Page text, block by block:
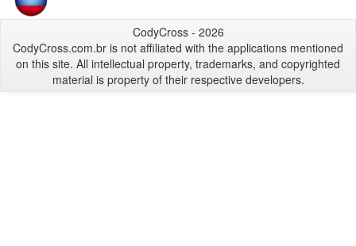
CodyCross - 2026
CodyCross.com.br is not affiliated with the applications mentioned
on this site. All intellectual property, trademarks, and copyrighted
material is property of their respective developers.